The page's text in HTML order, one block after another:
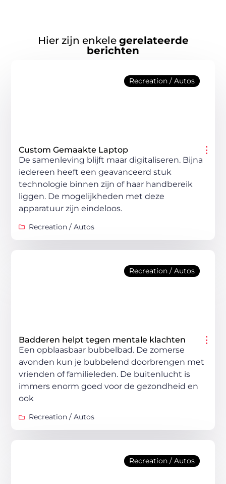
Hier zijn enkele gerelateerde
berichten
Recreation / Autos
Custom Gemaakte Laptop
De samenleving blijft maar digitaliseren. Bijna
iedereen heeft een geavanceerd stuk
technologie binnen zijn of haar handbereik
liggen. De mogelijkheden met deze
apparatuur zijn eindeloos.
Recreation / Autos
Recreation / Autos
Badderen helpt tegen mentale klachten
Een opblaasbaar bubbelbad. De zomerse
avonden kun je bubbelend doorbrengen met
vrienden of familieleden. De buitenlucht is
immers enorm goed voor de gezondheid en
ook
Recreation / Autos
Recreation / Autos